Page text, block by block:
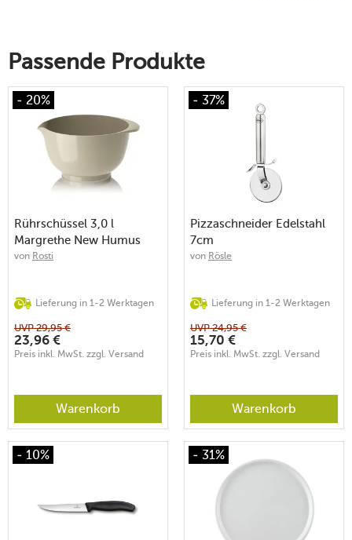
Passende Produkte
- 20%
Rührschüssel 3,0 l
Margrethe New Humus
von Rosti
Lieferung in 1-2 Werktagen
UVP29,95 €
23,96 €
Preis inkl. MwSt. zzgl. Versand
Warenkorb
- 37%
Pizzaschneider Edelstahl
7cm
von Rösle
Lieferung in 1-2 Werktagen
UVP24,95 €
15,70 €
Preis inkl. MwSt. zzgl. Versand
Warenkorb
- 10% - 31%